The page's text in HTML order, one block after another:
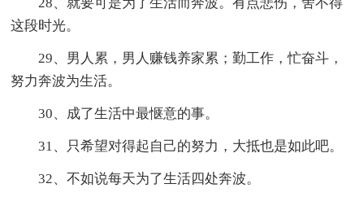
这段时光。
29、男人累，男人赚钱养家累；勤工作，忙奋斗，
努力奔波为生活。
30、成了生活中最惬意的事。
31、只希望对得起自己的努力，大抵也是如此吧。
32、不如说每天为了生活四处奔波。